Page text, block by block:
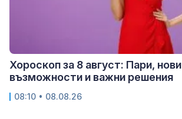
Хороскоп за 8 август: Пари, нови
възможности и важни решения
08:10 • 08.08.26